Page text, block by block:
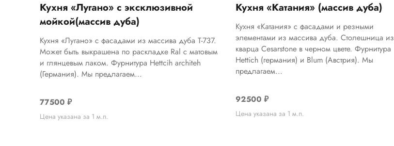
Кухня «Лугано» с эксклюзивной
мойкой(массив дуба)
Кухня «Лугано» с фасадами из массива дуба Т-737.
Может быть выкрашена по раскладке Ral с матовым
и глянцевым лаком. Фурнитура Hettcih architeh
(Германия). Мы предлагаем...
77500₽
Цена указана за 1 м.п.
Кухня «Катания» (массив дуба)
Кухня «Катания» с фасадами и резными
элементами из массива дуба. Столешница из
кварца Cesarstone в черном цвете. Фурнитура
Hettich (германия) и Blum (Австрия). Мы
предлагаем...
92500₽
Цена указана за 1 м.п.